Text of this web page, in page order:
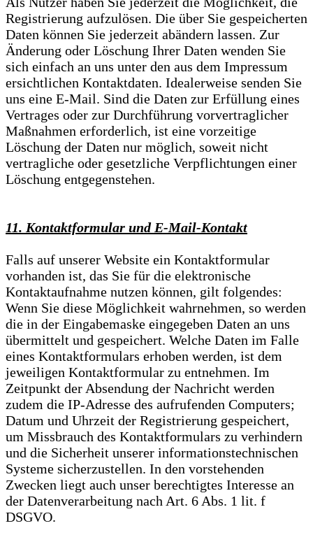
Registrierung aufzulösen. Die über Sie gespeicherten
Daten können Sie jederzeit abändern lassen. Zur
Änderung oder Löschung Ihrer Daten wenden Sie
sich einfach an uns unter den aus dem Impressum
ersichtlichen Kontaktdaten. Idealerweise senden Sie
uns eine E-Mail. Sind die Daten zur Erfüllung eines
Vertrages oder zur Durchführung vorvertraglicher
Maßnahmen erforderlich, ist eine vorzeitige
Löschung der Daten nur möglich, soweit nicht
vertragliche oder gesetzliche Verpflichtungen einer
Löschung entgegenstehen.
11. Kontaktformular und E-Mail-Kontakt
Falls auf unserer Website ein Kontaktformular
vorhanden ist, das Sie für die elektronische
Kontaktaufnahme nutzen können, gilt folgendes:
Wenn Sie diese Möglichkeit wahrnehmen, so werden
die in der Eingabemaske eingegeben Daten an uns
übermittelt und gespeichert. Welche Daten im Falle
eines Kontaktformulars erhoben werden, ist dem
jeweiligen Kontaktformular zu entnehmen. Im
Zeitpunkt der Absendung der Nachricht werden
zudem die IP-Adresse des aufrufenden Computers;
Datum und Uhrzeit der Registrierung gespeichert,
um Missbrauch des Kontaktformulars zu verhindern
und die Sicherheit unserer informationstechnischen
Systeme sicherzustellen. In den vorstehenden
Zwecken liegt auch unser berechtigtes Interesse an
der Datenverarbeitung nach Art. 6 Abs. 1 lit. f
DSGVO.